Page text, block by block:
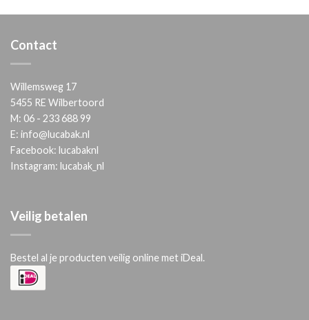
Contact
Willemsweg 17
5455 RE Wilbertoord
M: 06 - 233 688 99
E: info@lucabak.nl
Facebook: lucabaknl
Instagram: lucabak_nl
Veilig betalen
Bestel al je producten veilig online met iDeal.